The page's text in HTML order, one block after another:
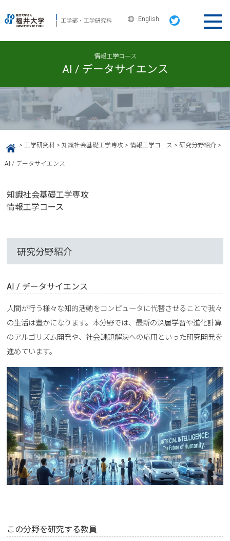
English
情報工学コース
AI / データサイエンス
HOME > 工学研究科> 知識社会基礎工学専攻> 情報工学コース > 研究分野紹介>
AI / データサイエンス
知識社会基礎工学専攻
情報工学コース
研究分野紹介
AI / データサイエンス
人間が行う様々な知的活動をコンピュータに代替させることで我々
の生活は豊かになります。本分野では、最新の深層学習や進化計算
のアルゴリズム開発や、社会課題解決への応用といった研究開発を
進めています。
この分野を研究する教員